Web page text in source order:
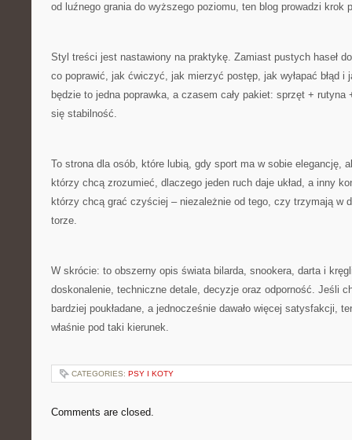
od luźnego grania do wyższego poziomu, ten blog prowadzi krok
Styl treści jest nastawiony na praktykę. Zamiast pustych haseł
co poprawić, jak ćwiczyć, jak mierzyć postęp, jak wyłapać błąd i
będzie to jedna poprawka, a czasem cały pakiet: sprzęt + rutyna
się stabilność.
To strona dla osób, które lubią, gdy sport ma w sobie elegancję,
którzy chcą zrozumieć, dlaczego jeden ruch daje układ, a inny
którzy chcą grać czyściej – niezależnie od tego, czy trzymają w
torze.
W skrócie: to obszerny opis świata bilarda, snookera, darta i
doskonalenie, techniczne detale, decyzje oraz odporność. Jeśli
bardziej poukładane, a jednocześnie dawało więcej satysfakcji,
właśnie pod taki kierunek.
CATEGORIES: PSY I KOTY
Comments are closed.